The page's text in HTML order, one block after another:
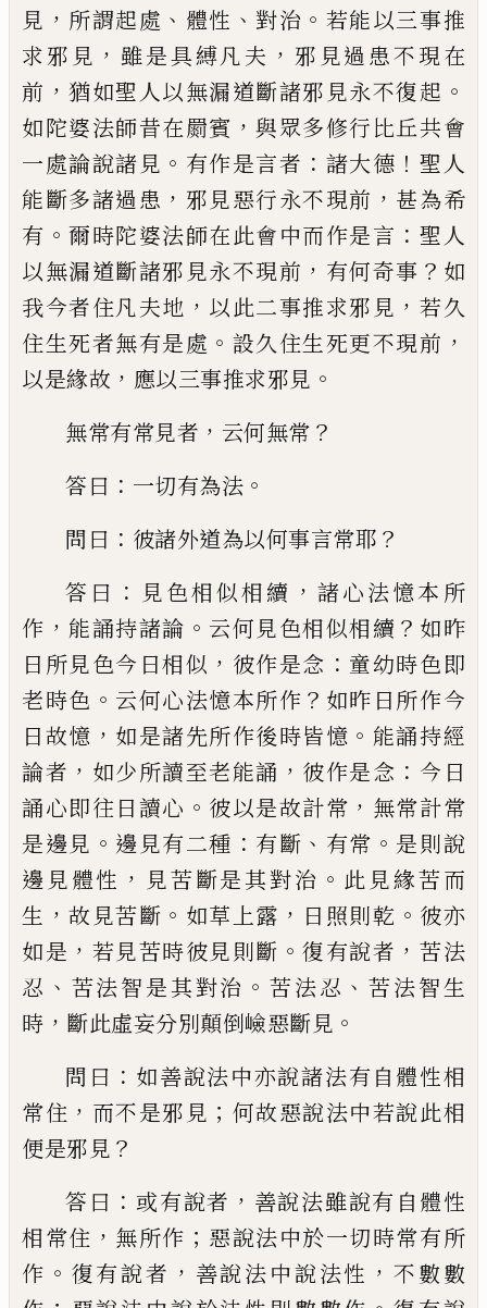
見 ， 所謂起處 、 體性 、對治 。 若能以三事推
求邪見 ，雖是具縛凡夫 ， 邪 見過患不現在
前 ，猶如聖人以無漏道斷諸邪 見永不復起 。
如陀婆法師昔在罽賓 ，與眾多修行比丘共會
一處論說諸見 。 有作是言者 ： 諸大德 ！ 聖人
能斷多諸過患 ， 邪見惡行永不現前 ， 甚為希
有 。爾時陀婆法師在此會中而作是言 ： 聖人
以無漏道斷諸邪見永不現前 ， 有何奇事 ？ 如
我今者住凡夫地 ， 以此二事推求邪見 ， 若久
住生死者無有是處 。 設久住生死更不現前 ，
以是緣故 ， 應以三事推求邪見 。
無常有常見者 ， 云何無常 ？
答曰 ： 一切有為法 。
問曰 ： 彼諸外道為以何事言常耶 ？
答曰 ： 見色相似相續 ， 諸心法憶本所
作 ， 能誦持諸論 。 云何見色相似相續 ？ 如昨
日所見色今日相似 ， 彼作是念 ： 童幼時色即
老時色 。 云何心法憶本所作 ？ 如昨日所作今
日故憶 ， 如是諸先所作後時皆憶 。 能誦持經
論者 ， 如少所讀至老能誦 ， 彼作是念 ： 今日
誦心即往日讀心 。 彼以是故計常 ， 無常計常
是邊見 。 邊見有二種 ： 有斷 、 有常 。 是則說
邊見體性 ， 見苦斷是其對治 。 此見緣苦而
生 ，故見苦斷 。 如草上露 ， 日照則乾 。 彼亦
如是 ， 若見苦時彼見則斷 。復有說者 ，苦法
忍 、 苦法智是其對治 。 苦法忍 、苦法智生
時 ， 斷此虛妄分別顛倒嶮惡斷見 。
問曰 ： 如善說法中亦說諸法有自體性相
常住 ， 而不是邪見 ； 何故惡說法中若說此相
便是邪 見 ？
答曰 ： 或有說者 ， 善說法雖說有自體性
相常住 ， 無所作 ； 惡說法中於一切時常有所
作 。 復有說者 ， 善說法中說法性 ， 不數數